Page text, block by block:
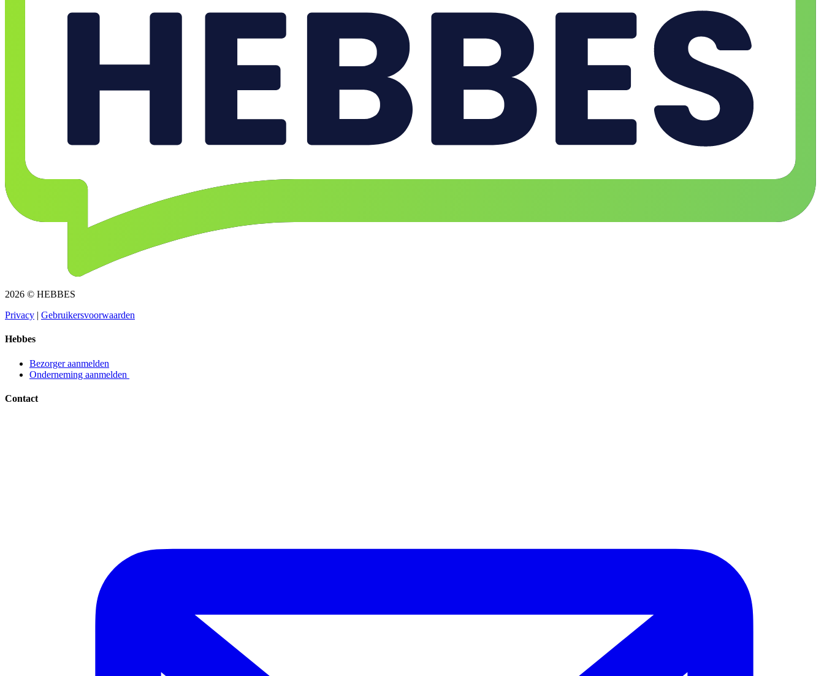
2026 © HEBBES
Privacy​​​​‌ ‍ ​‍​‍‌‍ ‌ ​‍‌‍‍‌‌‍‌ ‌‍‍‌‌‍ ‍​‍​‍​ ‍‍​‍​‍‌ ​ ‌‍​‌‌‍ ‍‌‍‍‌‌ ‌​‌ ‍‌​‍ ‍‌‍‍‌‌‍ ​‍​‍​‍ ​​‍​‍‌‍‍​‌ ​‍‌‍‌‌‌‍‌‍​‍​‍​ ‍‍​‍​‍‌‍‍​‌ ‌​‌ ‌​‌ ​​​ ‍‍​‍ ​‍ ‌‍ ​‌‍ ‌‍​ ‌‍​‌‌‍ ​‌‍‍​‌‍ ‌ ​ ‌ ‌​​ ‍‍​ ​ ​ ​ ​ ​ ​ ​ ​‍ ‌‍‍‌‌‍ ‍‌ ‌​‌‍‌‌‌‍ ‍‌ ‌​​‍ ‌‍‌‌‌‍‌​‌‍‍‌‌ ‌​​‍ ‌‍ ‌‌‍ ‌‍‌​‌‍‌‌​ ‌‌ ​​‌ ​‍‌‍‌‌‌ ​ ‌‍‌‌‌‍ ‍‌ ‌​‌‍​‌‌ ‌​‌‍‍‌‌‍ ‌‍ ‍​ ‍ ‌‍‍‌‌‍‌​​ ‌‌‍‌ ‌‍ ​‌‍ ‌‍​‍‌‍​‌‌‍ ​​ ‍ ‌ ‌​‌ ‍‌‌ ​​‌‍‌‌​ ‌‌‍‌ ‌‍ ​‌‍ ‌‍​‍‌‍​‌‌‍ ​​ ‍ ‌ ​​‌‍​‌‌ ‌​‌‍‍​​ ‌‌‍‌‍‌‍ ‌‍ ‌ ‌​‌‍‌‌‌ ​‍​‍ ‍‌‍ ​‌‍‌‌‌‍‌ ‌‍​‌‌‍ ​​‍‌‌​ ‌‌‌​​‍‌‌ ‌‍‍ ‌‍‌‌‌ ‍‌​‍‌‌​ ​ ‌​‌​​‍‌‌​ ​ ‌​‌​​‍‌‌​ ​‍​ ​‍​ ​‌​ ‍​‌‍‌‌​ ‌‍‌‍‌​‌‍‌‌‌‍‌‌​ ‌‍​ ​ ​ ‍‌​ ‌‌​ ‌​​‍‌‌​ ​‍​ ​‍​‍‌‌​ ‌‌‌​‌​​‍ ‍‌‍ ​‌‍​‌‌‍​‍‌‍‌‌‌‍ ​​ ‌‍​‍‌‍​‌‌ ​ ‌‍‌‌‌‌‌‌‌ ​‍‌‍ ​​ ‌‌‍‍​‌ ‌​‌ ‌​‌ ​​​‍‌‌​ ​ ‌​​‌​‍‌‌​ ​‍‌​‌‍​‍‌‌​ ​‍‌​‌‍‌‍ ​‌‍ ‌‍​ ‌‍​‌‌‍ ​‌‍‍​‌‍ ‌ ​ ‌ ‌​​‍‌‌​ ​ ‌​​‌​ ​ ​ ​ ​ ​ ​ ​ ​‍‌‍‌‍‍‌‌‍‌​​ ‌‌‍‌ ‌‍ ​‌‍ ‌‍​‍‌‍​‌‌‍ ​​‍‌‍‌ ‌​‌ ‍‌‌ ​​‌‍‌‌​ ‌‌‍‌ ‌‍ ​‌‍ ‌‍​‍‌‍​‌‌‍ ​​‍‌‍‌ ​​‌‍​‌‌ ‌​‌‍‍​​ ‌‌‍‌‍‌‍ ‌‍ ‌ ‌​‌‍‌‌‌ ​‍​‍ ‍‌‍ ​‌‍‌‌‌‍‌ ‌‍​‌‌‍ ​​‍‌‌​ ‌‌‌​​‍‌‌ ‌‍‍ ‌‍‌‌‌ ‍‌​‍‌‌​ ​ ‌​‌​​‍‌‌​ ​ ‌​‌​​‍‌‌​ ​‍​ ​‍​ ​‌​ ‍​‌‍‌‌​ ‌‍‌‍‌​‌‍‌‌‌‍‌‌​ ‌‍​ ​ ​ ‍‌​ ‌‌​ ‌​​‍‌‌​ ​‍​ ​‍​‍‌‌​ ‌‌‌​‌​​‍ ‍‌‍ ​‌‍​‌‌‍​‍‌‍‌‌‌‍ ​​‍‌‍‌ ​​‌‍‌‌‌ ​‍‌ ​ ‌ ​​‌‍‌‌‌‍​ ‌ ‌​‌‍‍‌‌ ‌‍‌‍‌‌​ ‌‌ ​​‌ ‌‌‌‍​‍‌‍ ​‌‍‍‌‌ ​ ‌‍‍​‌‍‌‌‌‍‌​​‍​‍‌ ‌ | Gebruikersvoorwaarden​​​​‌ ‍ ​‍​‍‌‍ ‌ ​‍‌‍‍‌‌‍‌ ‌‍‍‌‌‍ ‍​‍​‍​ ‍‍​‍​‍‌ ​ ‌‍​‌‌‍ ‍‌‍‍‌‌ ‌​‌ ‍‌​‍ ‍‌‍‍‌‌‍ ​‍​‍​‍ ​​‍​‍‌‍‍​‌ ​‍‌‍‌‌‌‍‌‍​‍​‍​ ‍‍​‍​‍‌‍‍​‌ ‌​‌ ‌​‌ ​​​ ‍‍​‍ ​‍ ‌‍ ​‌‍ ‌‍​ ‌‍​‌‌‍ ​‌‍‍​‌‍ ‌ ​ ‌ ‌​​ ‍‍​ ​ ​ ​ ​ ​ ​ ​ ​‍ ‌‍‍‌‌‍ ‍‌ ‌​‌‍‌‌‌‍ ‍‌ ‌​​‍ ‌‍‌‌‌‍‌​‌‍‍‌‌ ‌​​‍ ‌‍ ‌‌‍ ‌‍‌​‌‍‌‌​ ‌‌ ​​‌ ​‍‌‍‌‌‌ ​ ‌‍‌‌‌‍ ‍‌ ‌​‌‍​‌‌ ‌​‌‍‍‌‌‍ ‌‍ ‍​ ‍ ‌‍‍‌‌‍‌​​ ‌‌‍‌ ‌‍ ​‌‍ ‌‍​‍‌‍​‌‌‍ ​​ ‍ ‌ ‌​‌ ‍‌‌ ​​‌‍‌‌​ ‌‌‍‌ ‌‍ ​‌‍ ‌‍​‍‌‍​‌‌‍ ​​ ‍ ‌ ​​‌‍​‌‌ ‌​‌‍‍​​ ‌‌‍‌‍‌‍ ‌‍ ‌ ‌​‌‍‌‌‌ ​‍​‍ ‍‌‍ ​‌‍‌‌‌‍‌ ‌‍​‌‌‍ ​​‍‌‌​ ‌‌‌​​‍‌‌ ‌‍‍ ‌‍‌‌‌ ‍‌​‍‌‌​ ​ ‌​‌​​‍‌‌​ ​ ‌​‌​​‍‌‌​ ​‍​ ​‍​ ​​‌‍​ ‌‍‌‍​ ‌‍​ ‌​‌‍‌​​ ​ ‌‍‌‌​ ​ ​ ​‌​ ‍‌​ ​‍​‍‌‌​ ​‍​ ​‍​‍‌‌​ ‌‌‌​‌​​‍ ‍‌‍ ​‌‍​‌‌‍​‍‌‍‌‌‌‍ ​​ ‌‍​‍‌‍​‌‌ ​ ‌‍‌‌‌‌‌‌‌ ​‍‌‍ ​​ ‌‌‍‍​‌ ‌​‌ ‌​‌ ​​​‍‌‌​ ​ ‌​​‌​‍‌‌​ ​‍‌​‌‍​‍‌‌​ ​‍‌​‌‍‌‍ ​‌‍ ‌‍​ ‌‍​‌‌‍ ​‌‍‍​‌‍ ‌ ​ ‌ ‌​​‍‌‌​ ​ ‌​​‌​ ​ ​ ​ ​ ​ ​ ​ ​‍‌‍‌‍‍‌‌‍‌​​ ‌‌‍‌ ‌‍ ​‌‍ ‌‍​‍‌‍​‌‌‍ ​​‍‌‍‌ ‌​‌ ‍‌‌ ​​‌‍‌‌​ ‌‌‍‌ ‌‍ ​‌‍ ‌‍​‍‌‍​‌‌‍ ​​‍‌‍‌ ​​‌‍​‌‌ ‌​‌‍‍​​ ‌‌‍‌‍‌‍ ‌‍ ‌ ‌​‌‍‌‌‌ ​‍​‍ ‍‌‍ ​‌‍‌‌‌‍‌ ‌‍​‌‌‍ ​​‍‌‌​ ‌‌‌​​‍‌‌ ‌‍‍ ‌‍‌‌‌ ‍‌​‍‌‌​ ​ ‌​‌​​‍‌‌​ ​ ‌​‌​​‍‌‌​ ​‍​ ​‍​ ​​‌‍​ ‌‍‌‍​ ‌‍​ ‌​‌‍‌​​ ​ ‌‍‌‌​ ​ ​ ​‌​ ‍‌​ ​‍​‍‌‌​ ​‍​ ​‍​‍‌‌​ ‌‌‌​‌​​‍ ‍‌‍ ​‌‍​‌‌‍​‍‌‍‌‌‌‍ ​​‍‌‍‌ ​​‌‍‌‌‌ ​‍‌ ​ ‌ ​​‌‍‌‌‌‍​ ‌ ‌​‌‍‍‌‌ ‌‍‌‍‌‌​ ‌‌ ​​‌ ‌‌‌‍​‍‌‍ ​‌‍‍‌‌ ​ ‌‍‍​‌‍‌‌‌‍‌​​‍​‍‌ ‌
Hebbes
Bezorger aanmelden​​​​‌ ‍ ​‍​‍‌‍ ‌ ​‍‌‍‍‌‌‍‌ ‌‍‍‌‌‍ ‍​‍​‍​ ‍‍​‍​‍‌ ​ ‌‍​‌‌‍ ‍‌‍‍‌‌ ‌​‌ ‍‌​‍ ‍‌‍‍‌‌‍ ​‍​‍​‍ ​​‍​‍‌‍‍​‌ ​‍‌‍‌‌‌‍‌‍​‍​‍​ ‍‍​‍​‍‌‍‍​‌ ‌​‌ ‌​‌ ​​​ ‍‍​‍ ​‍ ‌‍ ​‌‍ ‌‍​ ‌‍​‌‌‍ ​‌‍‍​‌‍ ‌ ​ ‌ ‌​​ ‍‍​ ​ ​ ​ ​ ​ ​ ​ ​‍ ‌‍‍‌‌‍ ‍‌ ‌​‌‍‌‌‌‍ ‍‌ ‌​​‍ ‌‍‌‌‌‍‌​‌‍‍‌‌ ‌​​‍ ‌‍ ‌‌‍ ‌‍‌​‌‍‌‌​ ‌‌ ​​‌ ​‍‌‍‌‌‌ ​ ‌‍‌‌‌‍ ‍‌ ‌​‌‍​‌‌ ‌​‌‍‍‌‌‍ ‌‍ ‍​ ‍ ‌‍‍‌‌‍‌​​ ‌‌‍‌ ‌‍ ​‌‍ ‌‍​‍‌‍​‌‌‍ ​​ ‍ ‌ ‌​‌ ‍‌‌ ​​‌‍‌‌​ ‌‌‍‌ ‌‍ ​‌‍ ‌‍​‍‌‍​‌‌‍ ​​ ‍ ‌ ​​‌‍​‌‌ ‌​‌‍‍​​ ‌‌‍‌‍‌‍ ‌‍ ‌ ‌​‌‍‌‌‌ ​‍​‍ ‍‌ ​​‌‍​‌‌‍‌ ‌‍‌‌‌ ​ ​‍‌‌​ ‌‌‌​​‍‌‌ ‌‍‍ ‌‍‌‌‌ ‍‌​‍‌‌​ ​ ‌​‌​​‍‌‌​ ​ ‌​‌​​‍‌‌​ ​‍​ ​‍​ ‌ ​ ​‌‌‍​‍‌‍​ ​ ‌‌​ ‌ ​ ​‌​ ​‍​ ‌​​ ​​‌‍‌‌​ ‍‌​‍‌‌​ ​‍​ ​‍​‍‌‌​ ‌‌‌​‌​​‍ ‍‌‍ ​‌‍​‌‌‍​‍‌‍‌‌‌‍ ​​ ‌‍​‍‌‍​‌‌ ​ ‌‍‌‌‌‌‌‌‌ ​‍‌‍ ​​ ‌‌‍‍​‌ ‌​‌ ‌​‌ ​​​‍‌‌​ ​ ‌​​‌​‍‌‌​ ​‍‌​‌‍​‍‌‌​ ​‍‌​‌‍‌‍ ​‌‍ ‌‍​ ‌‍​‌‌‍ ​‌‍‍​‌‍ ‌ ​ ‌ ‌​​‍‌‌​ ​ ‌​​‌​ ​ ​ ​ ​ ​ ​ ​ ​‍‌‍‌‍‍‌‌‍‌​​ ‌‌‍‌ ‌‍ ​‌‍ ‌‍​‍‌‍​‌‌‍ ​​‍‌‍‌ ‌​‌ ‍‌‌ ​​‌‍‌‌​ ‌‌‍‌ ‌‍ ​‌‍ ‌‍​‍‌‍​‌‌‍ ​​‍‌‍‌ ​​‌‍​‌‌ ‌​‌‍‍​​ ‌‌‍‌‍‌‍ ‌‍ ‌ ‌​‌‍‌‌‌ ​‍​‍ ‍‌ ​​‌‍​‌‌‍‌ ‌‍‌‌‌ ​ ​‍‌‌​ ‌‌‌​​‍‌‌ ‌‍‍ ‌‍‌‌‌ ‍‌​‍‌‌​ ​ ‌​‌​​‍‌‌​ ​ ‌​‌​​‍‌‌​ ​‍​ ​‍​ ‌ ​ ​‌‌‍​‍‌‍​ ​ ‌‌​ ‌ ​ ​‌​ ​‍​ ‌​​ ​​‌‍‌‌​ ‍‌​‍‌‌​ ​‍​ ​‍​‍‌‌​ ‌‌‌​‌​​‍ ‍‌‍ ​‌‍​‌‌‍​‍‌‍‌‌‌‍ ​​‍‌‍‌ ​​‌‍‌‌‌ ​‍‌ ​ ‌ ​​‌‍‌‌‌‍​ ‌ ‌​‌‍‍‌‌ ‌‍‌‍‌‌​ ‌‌ ​​‌ ‌‌‌‍​‍‌‍ ​‌‍‍‌‌ ​ ‌‍‍​‌‍‌‌‌‍‌​​‍​‍‌ ‌
Onderneming aanmelden ​​​​‌ ‍ ​‍​‍‌‍ ‌ ​‍‌‍‍‌‌‍‌ ‌‍‍‌‌‍ ‍​‍​‍​ ‍‍​‍​‍‌ ​ ‌‍​‌‌‍ ‍‌‍‍‌‌ ‌​‌ ‍‌​‍ ‍‌‍‍‌‌‍ ​‍​‍​‍ ​​‍​‍‌‍‍​‌ ​‍‌‍‌‌‌‍‌‍​‍​‍​ ‍‍​‍​‍‌‍‍​‌ ‌​‌ ‌​‌ ​​​ ‍‍​‍ ​‍ ‌‍ ​‌‍ ‌‍​ ‌‍​‌‌‍ ​‌‍‍​‌‍ ‌ ​ ‌ ‌​​ ‍‍​ ​ ​ ​ ​ ​ ​ ​ ​‍ ‌‍‍‌‌‍ ‍‌ ‌​‌‍‌‌‌‍ ‍‌ ‌​​‍ ‌‍‌‌‌‍‌​‌‍‍‌‌ ‌​​‍ ‌‍ ‌‌‍ ‌‍‌​‌‍‌‌​ ‌‌ ​​‌ ​‍‌‍‌‌‌ ​ ‌‍‌‌‌‍ ‍‌ ‌​‌‍​‌‌ ‌​‌‍‍‌‌‍ ‌‍ ‍​ ‍ ‌‍‍‌‌‍‌​​ ‌‌‍‌ ‌‍ ​‌‍ ‌‍​‍‌‍​‌‌‍ ​​ ‍ ‌ ‌​‌ ‍‌‌ ​​‌‍‌‌​ ‌‌‍‌ ‌‍ ​‌‍ ‌‍​‍‌‍​‌‌‍ ​​ ‍ ‌ ​​‌‍​‌‌ ‌​‌‍‍​​ ‌‌‍‌‍‌‍ ‌‍ ‌ ‌​‌‍‌‌‌ ​‍​‍ ‍‌ ​​‌‍​‌‌‍‌ ‌‍‌‌‌ ​ ​‍‌‌​ ‌‌‌​​‍‌‌ ‌‍‍ ‌‍‌‌‌ ‍‌​‍‌‌​ ​ ‌​‌​​‍‌‌​ ​ ‌​‌​​‍‌‌​ ​‍​ ​‍​ ‌ ​ ‌ ​ ‍‌​ ​ ​ ​‌‌‍​ ‌‍​‌​ ‌‍​ ​‌‌‍​‍​ ‌‍‌‍​ ​‍‌‌​ ​‍​ ​‍​‍‌‌​ ‌‌‌​‌​​‍ ‍‌‍ ​‌‍​‌‌‍​‍‌‍‌‌‌‍ ​​ ‌‍​‍‌‍​‌‌ ​ ‌‍‌‌‌‌‌‌‌ ​‍‌‍ ​​ ‌‌‍‍​‌ ‌​‌ ‌​‌ ​​​‍‌‌​ ​ ‌​​‌​‍‌‌​ ​‍‌​‌‍​‍‌‌​ ​‍‌​‌‍‌‍ ​‌‍ ‌‍​ ‌‍​‌‌‍ ​‌‍‍​‌‍ ‌ ​ ‌ ‌​​‍‌‌​ ​ ‌​​‌​ ​ ​ ​ ​ ​ ​ ​ ​‍‌‍‌‍‍‌‌‍‌​​ ‌‌‍‌ ‌‍ ​‌‍ ‌‍​‍‌‍​‌‌‍ ​​‍‌‍‌ ‌​‌ ‍‌‌ ​​‌‍‌‌​ ‌‌‍‌ ‌‍ ​‌‍ ‌‍​‍‌‍​‌‌‍ ​​‍‌‍‌ ​​‌‍​‌‌ ‌​‌‍‍​​ ‌‌‍‌‍‌‍ ‌‍ ‌ ‌​‌‍‌‌‌ ​‍​‍ ‍‌ ​​‌‍​‌‌‍‌ ‌‍‌‌‌ ​ ​‍‌‌​ ‌‌‌​​‍‌‌ ‌‍‍ ‌‍‌‌‌ ‍‌​‍‌‌​ ​ ‌​‌​​‍‌‌​ ​ ‌​‌​​‍‌‌​ ​‍​ ​‍​ ‌ ​ ‌ ​ ‍‌​ ​ ​ ​‌‌‍​ ‌‍​‌​ ‌‍​ ​‌‌‍​‍​ ‌‍‌‍​ ​‍‌‌​ ​‍​ ​‍​‍‌‌​ ‌‌‌​‌​​‍ ‍‌‍ ​‌‍​‌‌‍​‍‌‍‌‌‌‍ ​​‍‌‍‌ ​​‌‍‌‌‌ ​‍‌ ​ ‌ ​​‌‍‌‌‌‍​ ‌ ‌​‌‍‍‌‌ ‌‍‌‍‌‌​ ‌‌ ​​‌ ‌‌‌‍​‍‌‍ ​‌‍‍‌‌ ​ ‌‍‍​‌‍‌‌‌‍‌​​‍​‍‌ ‌
Contact